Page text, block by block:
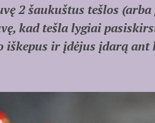
2 šaukuštus tešlos (arba
kad tešla lygiai
ir įdėjus įdarą ant